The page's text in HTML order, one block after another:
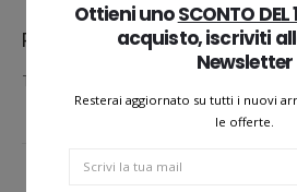
Reviews
There are no reviews yet.
Ottieni unoSCONTO DEL
acquisto, iscriviti
Newsletter
Resterai aggiornato su tutti i nuovi
le offerte.